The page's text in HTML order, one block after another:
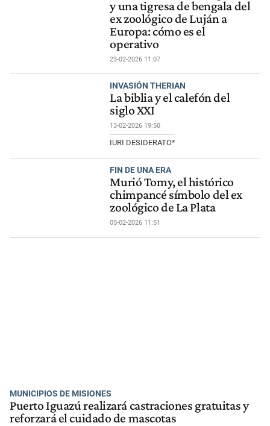
y una tigresa de bengala del
ex zoológico de Luján a
Europa: cómo es el
operativo
23-02-2026 11:07
INVASIÓN THERIAN
La biblia y el calefón del
siglo XXI
13-02-2026 19:50
IURI DESIDERATO*
FIN DE UNA ERA
Murió Tomy, el histórico
chimpancé símbolo del ex
zoológico de La Plata
05-02-2026 11:51
MUNICIPIOS DE MISIONES
Puerto Iguazú realizará castraciones gratuitas y
reforzará el cuidado de mascotas